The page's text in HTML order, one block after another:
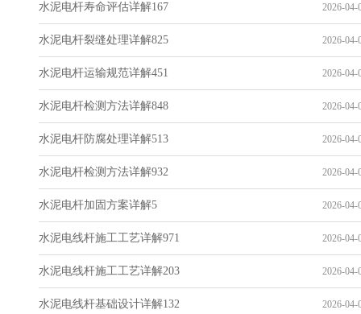
水泥电杆寿命评估详解167 2026-04-
水泥电杆裂缝处理详解825 2026-04-
水泥电杆运输规范详解451 2026-04-
水泥电杆检测方法详解848 2026-04-
水泥电杆防腐处理详解513 2026-04-
水泥电杆检测方法详解932 2026-04-
水泥电杆加固方案详解5 2026-04-
水泥电线杆施工工艺详解971 2026-04-
水泥电线杆施工工艺详解203 2026-04-
水泥电线杆基础设计详解132 2026-04-